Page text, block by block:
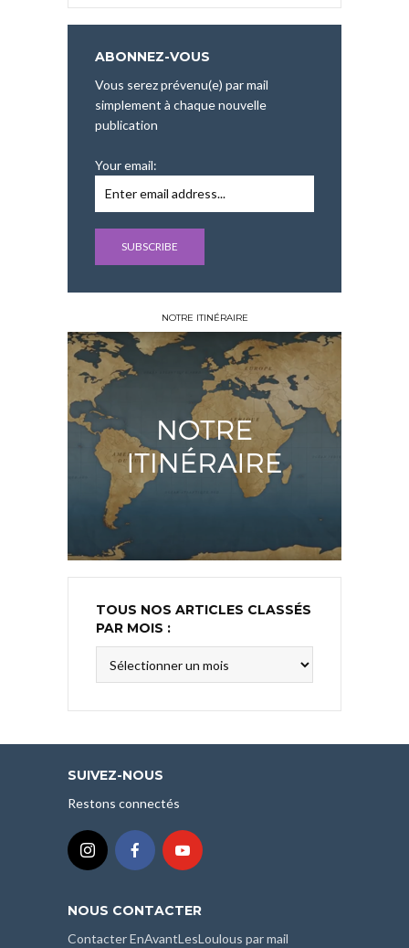
ABONNEZ-VOUS
Vous serez prévenu(e) par mail
simplement à chaque nouvelle
publication
Your email:
NOTRE ITINÉRAIRE
TOUS NOS ARTICLES CLASSÉS
PAR MOIS :
nos
classés
:
SUIVEZ-NOUS
Restons connectés
NOUS CONTACTER
Contacter EnAvantLesLoulous par mail